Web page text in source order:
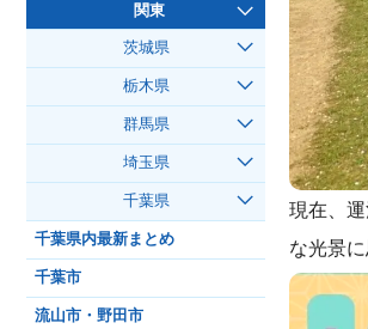
現在、
な光景
関東
茨城県
栃木県
群馬県
埼玉県
千葉県
千葉県内最新まとめ
千葉市
流山市・野田市